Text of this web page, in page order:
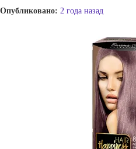
Опубликовано: 2 года назад